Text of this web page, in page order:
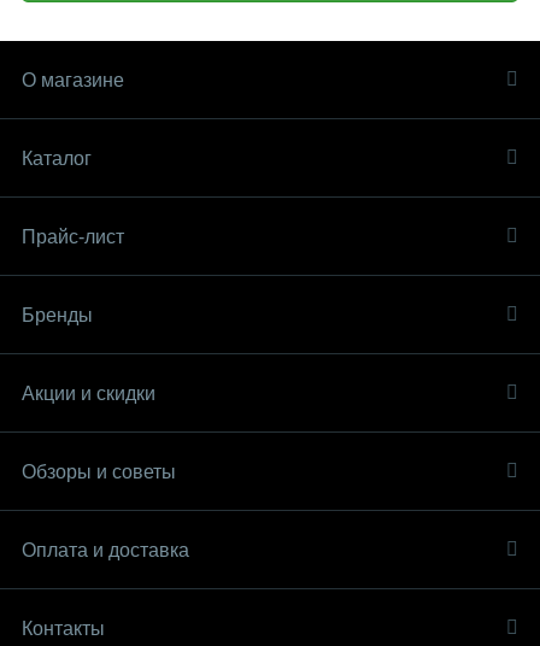
О магазине
Каталог
Прайс-лист
Бренды
Акции и скидки
Обзоры и советы
Оплата и доставка
Контакты